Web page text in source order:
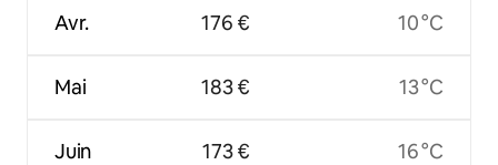
Avr.
Mai
Juin
176 €
183 €
173 €
10 °C
13 °C
16 °C